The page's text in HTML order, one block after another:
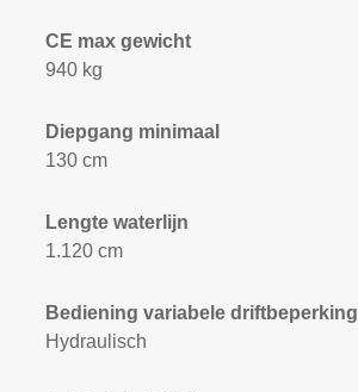
CE max gewicht
940 kg
Diepgang minimaal
130 cm
Lengte waterlijn
1.120 cm
Bediening variabele driftbeperking
Hydraulisch